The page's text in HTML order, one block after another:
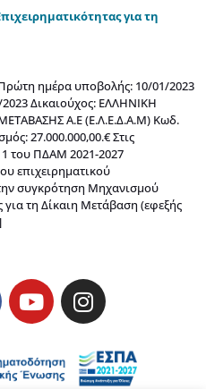
για τη
ημέρα υποβολής: 10/01/2023
Δικαιούχος: ΕΛΛΗΝΙΚΗ
Α.Ε (Ε.Λ.Ε.Δ.Α.Μ) Κωδ.
27.000.000,00.€ Στις
1 του ΠΔΑΜ 2021-2027
επιχειρηματικού
συγκρότηση Μηχανισμού
για τη Δίκαιη Μετάβαση (εφεξής